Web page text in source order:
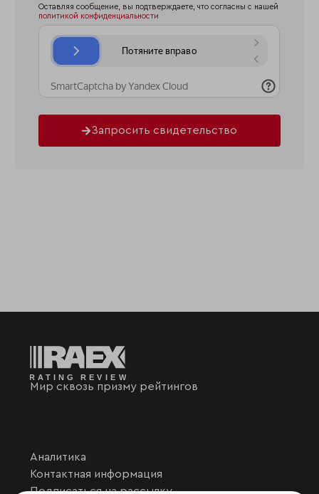
Оставляя сообщение, вы подтверждаете, что согласны с нашей
политикой конфиденциальности
Запросить свидетельство
Мир сквозь призму рейтингов
Аналитика
Контактная информация
Подписаться на рассылку